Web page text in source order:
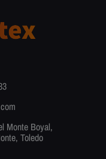
Monte Boyal,
Toledo